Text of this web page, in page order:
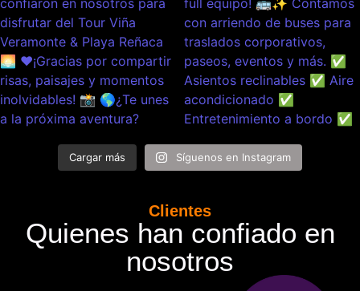
Cargar más Síguenos en Instagram
Clientes
Quienes han confiado en
nosotros